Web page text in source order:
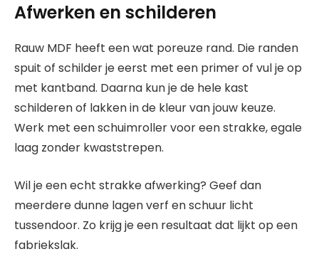
Afwerken en schilderen
Rauw MDF heeft een wat poreuze rand. Die randen
spuit of schilder je eerst met een primer of vul je op
met kantband. Daarna kun je de hele kast
schilderen of lakken in de kleur van jouw keuze.
Werk met een schuimroller voor een strakke, egale
laag zonder kwaststrepen.
Wil je een echt strakke afwerking? Geef dan
meerdere dunne lagen verf en schuur licht
tussendoor. Zo krijg je een resultaat dat lijkt op een
fabriekslak.